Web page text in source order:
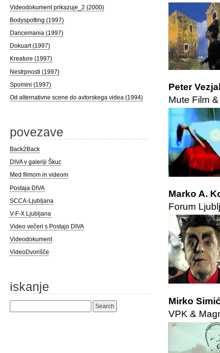
Peter
Mute Film
Marko A.
Forum
Mirko
VPK &
Videodokument prikazuje_2 (2000)
Bodyspotting (1997)
Dancemania (1997)
Dokuart (1997)
Kreature (1997)
Nestrpnosti (1997)
Spomini (1997)
Od alternativne scene do avtorskega videa (1994)
povezave
Back2Back
DIVA v galeriji Škuc
Med filmom in videom
Postaja DIVA
SCCA-Ljubljana
V-F-X Ljubljana
Video večeri s Postajo DIVA
Videodokument
VideoDvorišče
iskanje
for: